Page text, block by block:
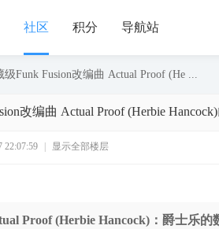
社区 积分 导航站
Funk Fusion改编曲 Actual Proof (He ...
改编曲 Actual Proof (Herbie Hancock)
22:07:59 显示全部楼层
Proof (Herbie Hancock)：爵士乐